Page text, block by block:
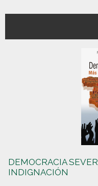
DEMOCRACIA
INDIGNACIÓN